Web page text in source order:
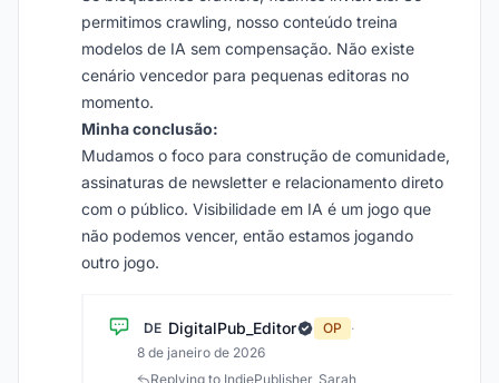
permitimos crawling, nosso conteúdo treina
modelos de IA sem compensação. Não existe
cenário vencedor para pequenas editoras no
momento.
Minha conclusão:
Mudamos o foco para construção de comunidade,
assinaturas de newsletter e relacionamento direto
com o público. Visibilidade em IA é um jogo que
não podemos vencer, então estamos jogando
outro jogo.
DE DigitalPub_Editor OP
·
8 de janeiro de 2026
Replying to IndiePublisher_Sarah